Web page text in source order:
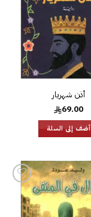
أذن شهريار
69.00
أضف إلى السلة
إضافة
إلى
قائمة